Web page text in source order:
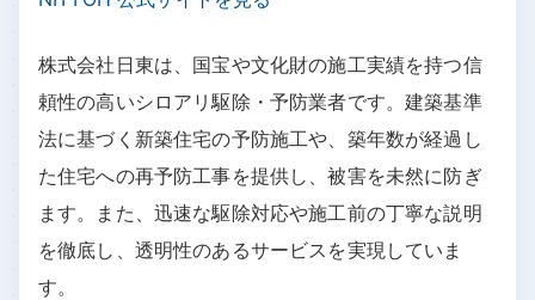
株式会社日東は、国宝や文化財の施工実績を持つ信
頼性の高いシロアリ駆除・予防業者です。建築基準
法に基づく新築住宅の予防施工や、築年数が経過し
た住宅への再予防工事を提供し、被害を未然に防ぎ
ます。また、迅速な駆除対応や施工前の丁寧な説明
を徹底し、透明性のあるサービスを実現していま
す。